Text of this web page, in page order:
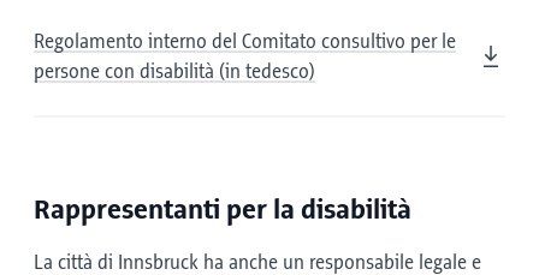
Regolamento interno del Comitato consultivo per le
persone con disabilità (in tedesco)
Rappresentanti per la disabilità
La città di Innsbruck ha anche un responsabile legale e